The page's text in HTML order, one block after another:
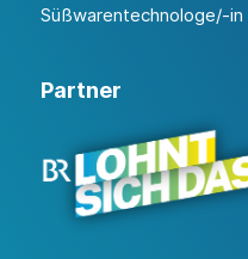
Süßwarentechnologe/-in
Partner